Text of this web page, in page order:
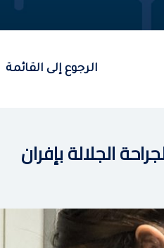
الرجوع إلى القائمة
الجلالة بإفران